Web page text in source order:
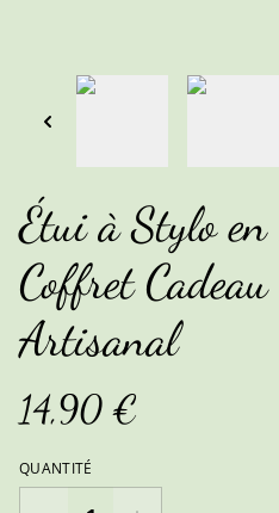
Étui à Stylo
Coffret
Artisanal
14,90 €
QUANTITÉ